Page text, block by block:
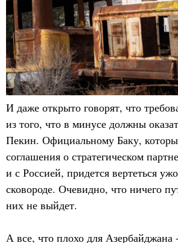
И даже открыто говорят, что
из того, что в минусе должны
Пекин. Официальному Баку,
соглашения о стратегическом
и с Россией, придется вертеться
сковороде. Очевидно, что ничего
них не выйдет.
А все, что плохо для Азербайджана